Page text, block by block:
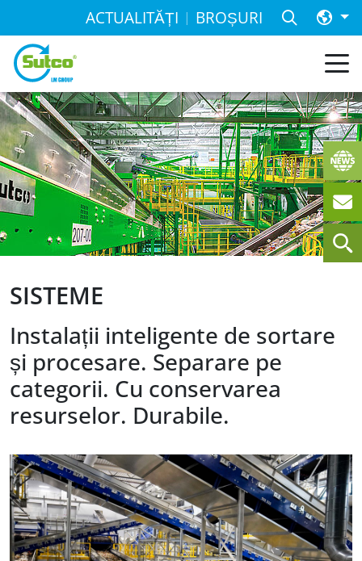
ACTUALITĂȚI BROȘURI
SISTEME
Instalații inteligente de sortare
și procesare. Separare pe
categorii. Cu conservarea
resurselor. Durabile.